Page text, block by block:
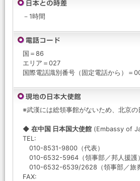
－1時間
国＝86
エリア＝027
国際電話識別番号（固定電話から）＝
※武漢には総領事館がないため、北京の
◆ 在中国 日本国大使館 (Embassy of
TEL:
010-8531-9800（代表）
010-6532-5964（領事部／邦人援護）
010-6532-6539/2628（領事部／旅
FAX: